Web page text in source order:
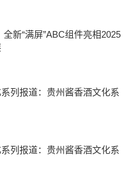
新“满屏”ABC组件亮相2025
列报道：贵州酱香酒文化系
列报道：贵州酱香酒文化系